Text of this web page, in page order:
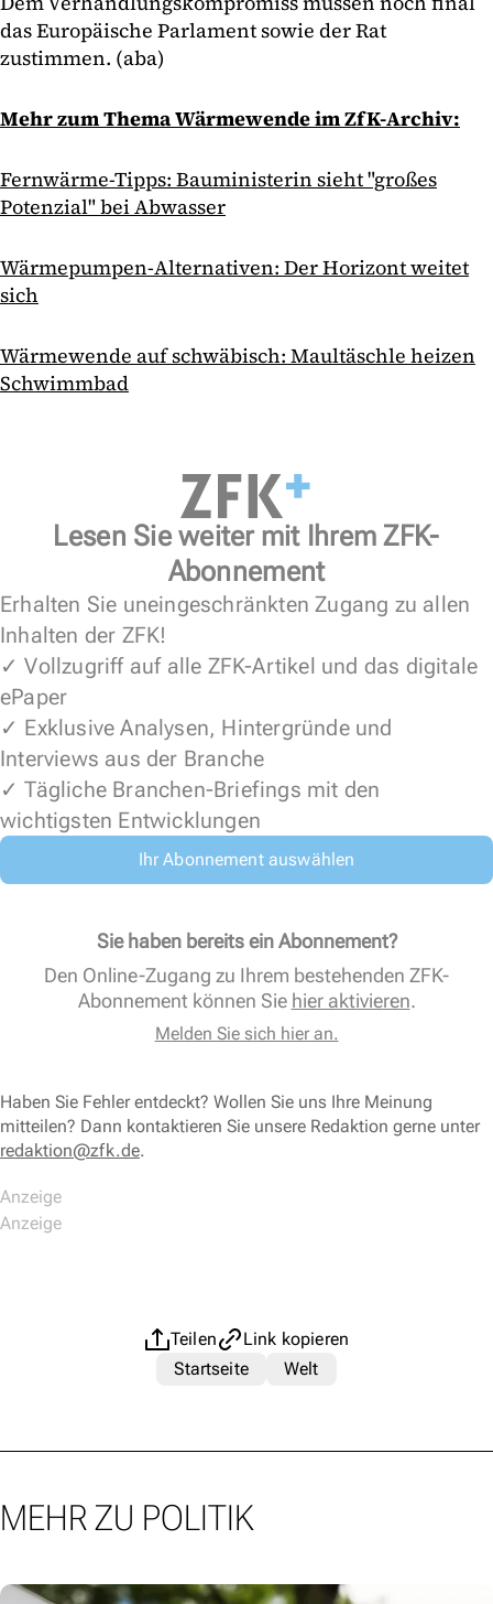
das Europäische Parlament sowie der Rat
zustimmen. (aba)
Mehr zum Thema Wärmewende im ZfK-Archiv:
Fernwärme-Tipps: Bauministerin sieht "großes
Potenzial" bei Abwasser
Wärmepumpen-Alternativen: Der Horizont weitet
sich
Wärmewende auf schwäbisch: Maultäschle heizen
Schwimmbad
Lesen Sie weiter mit Ihrem ZFK-
Abonnement
Erhalten Sie uneingeschränkten Zugang zu allen
Inhalten der ZFK!
✓ Vollzugriff auf alle ZFK-Artikel und das digitale
ePaper
✓ Exklusive Analysen, Hintergründe und
Interviews aus der Branche
✓ Tägliche Branchen-Briefings mit den
wichtigsten Entwicklungen
Ihr Abonnement auswählen
Sie haben bereits ein Abonnement?
Den Online-Zugang zu Ihrem bestehenden ZFK-
Abonnement können Sie hier aktivieren.
Melden Sie sich hier an.
Haben Sie Fehler entdeckt? Wollen Sie uns Ihre Meinung
mitteilen? Dann kontaktieren Sie unsere Redaktion gerne unter
redaktion@zfk.de.
Teilen
Link kopieren
Startseite
Welt
MEHR ZU POLITIK